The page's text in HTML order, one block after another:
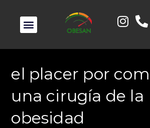
el placer por
una cirugía de la
obesidad